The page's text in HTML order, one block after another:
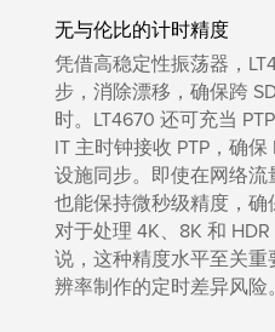
无与伦比的计时精度
凭借高稳定性振荡器，
步，消除漂移，确保跨
时。LT4670 还可充当
IT 主时钟接收 PTP，确保
设施同步。即使在网络流
也能保持微秒级精度，确
对于处理 4K、8K 和
说，这种精度水平至关
辨率制作的定时差异风险。